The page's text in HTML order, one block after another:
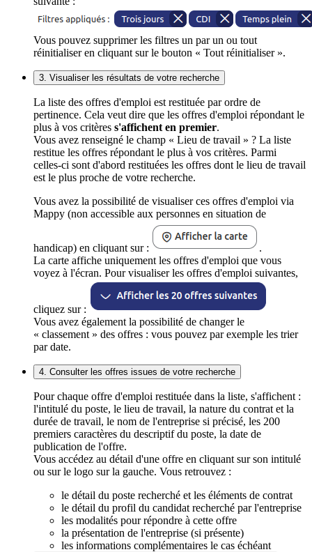
Vous pouvez supprimer les filtres un par un ou tout
réinitialiser en cliquant sur le bouton « Tout réinitialiser ».
3. Visualiser les résultats de votre recherche
La liste des offres d'emploi est restituée par ordre de
pertinence. Cela veut dire que les offres d'emploi répondant le
plus à vos critères s'affichent en premier.
Vous avez renseigné le champ « Lieu de travail » ? La liste
restitue les offres répondant le plus à vos critères. Parmi
celles-ci sont d'abord restituées les offres dont le lieu de travail
est le plus proche de votre recherche.
Vous avez la possibilité de visualiser ces offres d'emploi via
Mappy (non accessible aux personnes en situation de
handicap) en cliquant sur :
.
La carte affiche uniquement les offres d'emploi que vous
voyez à l'écran. Pour visualiser les offres d'emploi suivantes,
cliquez sur :
Vous avez également la possibilité de changer le
« classement » des offres : vous pouvez par exemple les trier
par date.
4. Consulter les offres issues de votre recherche
Pour chaque offre d'emploi restituée dans la liste, s'affichent :
l'intitulé du poste, le lieu de travail, la nature du contrat et la
durée de travail, le nom de l'entreprise si précisé, les 200
premiers caractères du descriptif du poste, la date de
publication de l'offre.
Vous accédez au détail d'une offre en cliquant sur son intitulé
ou sur le logo sur la gauche. Vous retrouvez :
le détail du poste recherché et les éléments de contrat
le détail du profil du candidat recherché par l'entreprise
les modalités pour répondre à cette offre
la présentation de l'entreprise (si présente)
les informations complémentaires le cas échéant